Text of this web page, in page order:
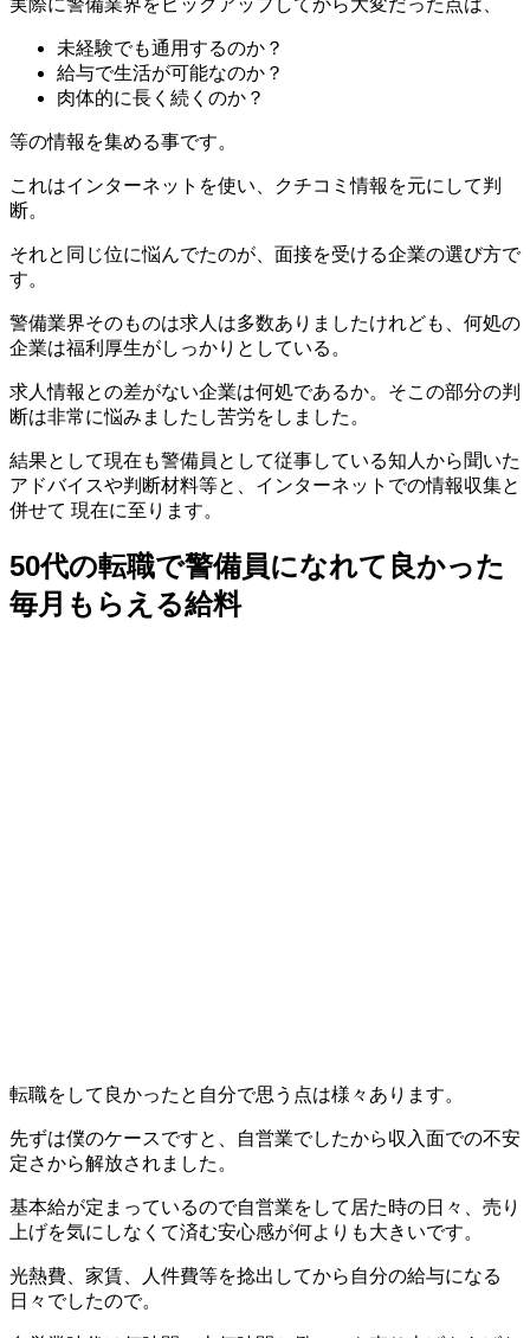
実際に警備業界をピックアップしてから大変だった点は、
未経験でも通用するのか？
給与で生活が可能なのか？
肉体的に長く続くのか？
等の情報を集める事です。
これはインターネットを使い、クチコミ情報を元にして判
断。
それと同じ位に悩んでたのが、面接を受ける企業の選び方で
す。
警備業界そのものは求人は多数ありましたけれども、何処の
企業は福利厚生がしっかりとしている。
求人情報との差がない企業は何処であるか。そこの部分の判
断は非常に悩みましたし苦労をしました。
結果として現在も警備員として従事している知人から聞いた
アドバイスや判断材料等と、インターネットでの情報収集と
併せて 現在に至ります。
50代の転職で警備員になれて良かった
毎月もらえる給料
転職をして良かったと自分で思う点は様々あります。
先ずは僕のケースですと、自営業でしたから収入面での不安
定さから解放されました。
基本給が定まっているので自営業をして居た時の日々、売り
上げを気にしなくて済む安心感が何よりも大きいです。
光熱費、家賃、人件費等を捻出してから自分の給与になる
日々でしたので。